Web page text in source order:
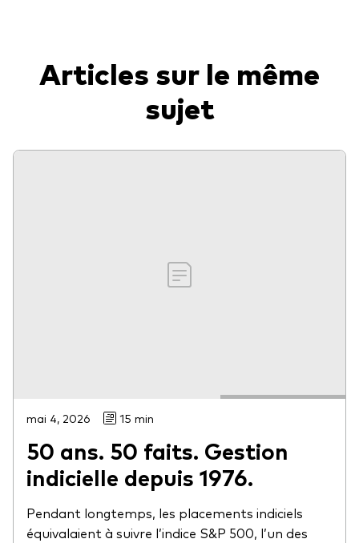
Articles sur le même
sujet
mai 4, 2026 15 min
50 ans. 50 faits. Gestion
indicielle depuis 1976.
Pendant longtemps, les placements indiciels
équivalaient à suivre l’indice S&P 500, l’un des